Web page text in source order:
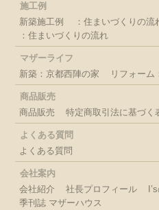
施工例
新築施工例
：住まいづくりの流
：住まいづくりの流れ
マザーライフ
新築：京都西陣の家
リフォーム
商品販売
商品販売
特定商取引法に基づく
よくある質問
よくある質問
会社案内
会社紹介
社長プロフィール
季刊誌 マザーハウス